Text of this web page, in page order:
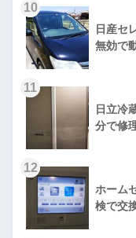
10
日産セ
無効で
11
日立冷
分で修
12
ホーム
検で交